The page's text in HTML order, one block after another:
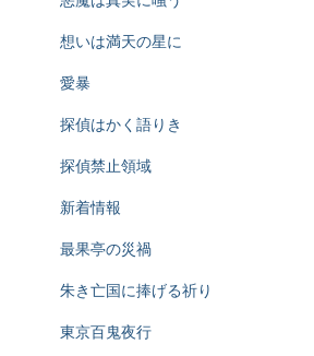
想いは満天の星に
愛暴
探偵はかく語りき
探偵禁止領域
新着情報
最果亭の災禍
朱き亡国に捧げる祈り
東京百鬼夜行